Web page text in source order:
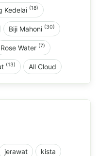
Kedelai (18)
Biji Mahoni (30)
Rose Water (7)
(13) All Cloud
jerawat kista